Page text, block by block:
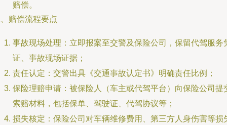
赔偿。
赔偿流程要点
事故现场处理：立即报案至交警及保险公司，保留代驾服务
证、事故现场证据；
责任认定：交警出具《交通事故认定书》明确责任比例；
保险理赔申请：被保险人（车主或代驾平台）向保险公司提
索赔材料，包括保单、驾驶证、代驾协议等；
损失核定：保险公司对车辆维修费用、第三方人身伤害等损